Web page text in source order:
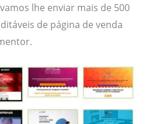
lhe enviar mais de 500
de página de venda